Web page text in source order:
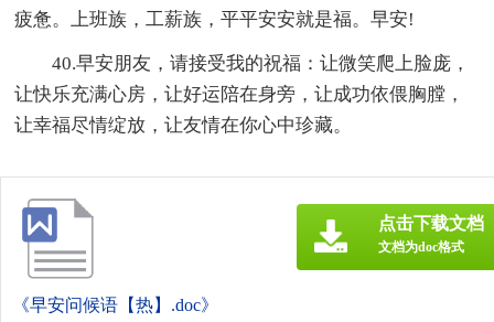
疲惫。上班族，工薪族，平平安安就是福。早安!
40.早安朋友，请接受我的祝福：让微笑爬上脸庞，
让快乐充满心房，让好运陪在身旁，让成功依偎胸膛，
让幸福尽情绽放，让友情在你心中珍藏。
《早安问候语【热】.doc》
点击下载文档
文档为doc格式